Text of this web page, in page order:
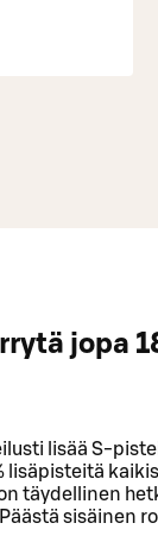
jopa
lisää
lisäpisteitä
täydellinen
sisäinen